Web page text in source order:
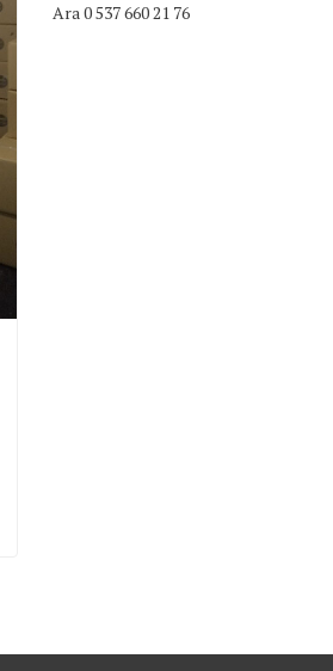
Ara 0 537 660 21 76